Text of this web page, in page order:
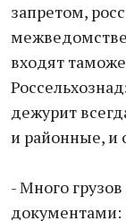
запретом,
входят
дежурит
и районные, и
- Много